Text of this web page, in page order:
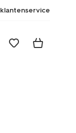
klantenservice